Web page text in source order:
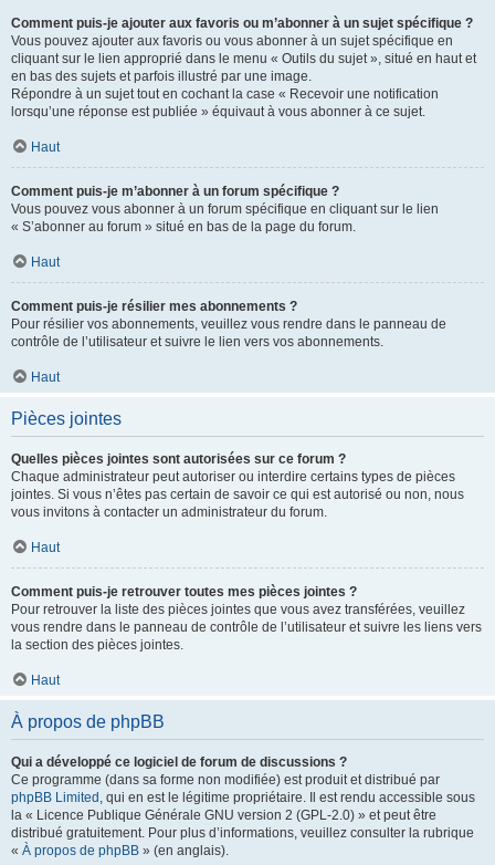
Comment puis-je ajouter aux favoris ou m’abonner à un sujet spécifique ?
Vous pouvez ajouter aux favoris ou vous abonner à un sujet spécifique en
cliquant sur le lien approprié dans le menu « Outils du sujet », situé en haut et
en bas des sujets et parfois illustré par une image.
Répondre à un sujet tout en cochant la case « Recevoir une notification
lorsqu’une réponse est publiée » équivaut à vous abonner à ce sujet.
Haut
Comment puis-je m’abonner à un forum spécifique ?
Vous pouvez vous abonner à un forum spécifique en cliquant sur le lien
« S’abonner au forum » situé en bas de la page du forum.
Haut
Comment puis-je résilier mes abonnements ?
Pour résilier vos abonnements, veuillez vous rendre dans le panneau de
contrôle de l’utilisateur et suivre le lien vers vos abonnements.
Haut
Pièces jointes
Quelles pièces jointes sont autorisées sur ce forum ?
Chaque administrateur peut autoriser ou interdire certains types de pièces
jointes. Si vous n’êtes pas certain de savoir ce qui est autorisé ou non, nous
vous invitons à contacter un administrateur du forum.
Haut
Comment puis-je retrouver toutes mes pièces jointes ?
Pour retrouver la liste des pièces jointes que vous avez transférées, veuillez
vous rendre dans le panneau de contrôle de l’utilisateur et suivre les liens vers
la section des pièces jointes.
Haut
À propos de phpBB
Qui a développé ce logiciel de forum de discussions ?
Ce programme (dans sa forme non modifiée) est produit et distribué par
phpBB Limited , qui en est le légitime propriétaire. Il est rendu accessible sous
la « Licence Publique Générale GNU version 2 (GPL-2.0) » et peut être
distribué gratuitement. Pour plus d’informations, veuillez consulter la rubrique
« À propos de phpBB » (en anglais).